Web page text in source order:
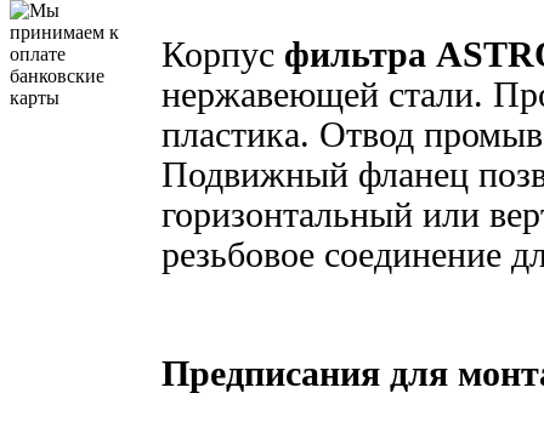
Корпус фильтра
нержавеющей стали.
пластика. Отвод
Подвижный фланец
горизонтальный или
резьбовое соединение
Предписания для